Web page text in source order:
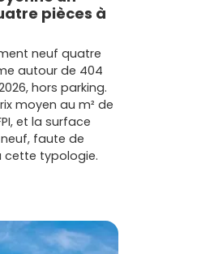
pièces à
neuf quatre
autour de 404
hors parking.
moyen au m² de
et la surface
faute de
cette typologie.